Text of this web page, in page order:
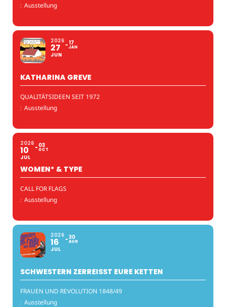
: Ausstellung
2026
27
JUN
17
JAN
KATHARINA GREVE
QUALITÄTSIDEEN SEIT 1972
: Ausstellung
2026
10
JUL
03
OCT
WOMEN* & TYPE
CALL FOR FLAGS
: Ausstellung
2026
16
JUL
30
AUG
SCHWESTERN ZERREISST EURE KETTEN
FRAUEN UND REVOLUTION 1848/49
: Ausstellung